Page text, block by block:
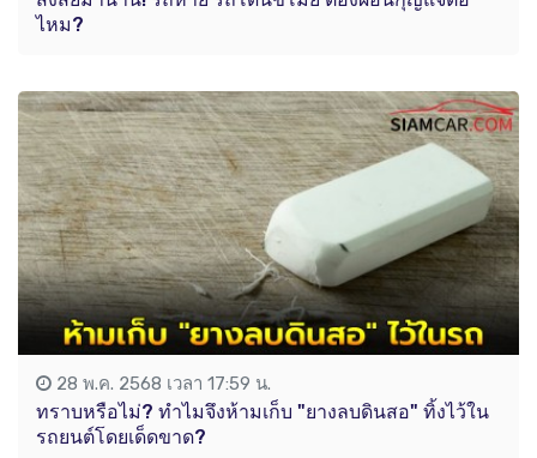
ไหม?
28 พ.ค. 2568 เวลา 17:59 น.
ทราบหรือไม่? ทำไมจึงห้ามเก็บ "ยางลบดินสอ" ทิ้งไว้ใน
รถยนต์โดยเด็ดขาด?